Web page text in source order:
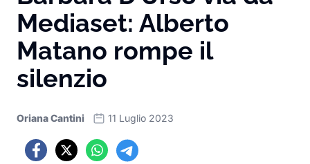
Mediaset: Alberto
Matano rompe il
silenzio
Oriana Cantini 11 Luglio 2023